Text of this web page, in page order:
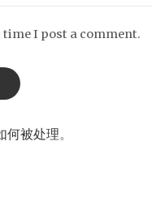
time I post a comment.
何被处理。